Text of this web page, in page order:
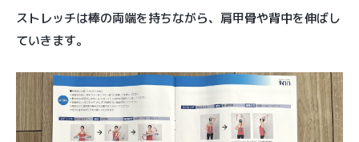
ストレッチは棒の両端を持ちながら、肩甲骨や背中を伸ばし
ていきます。